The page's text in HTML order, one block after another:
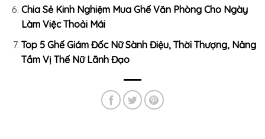
Chia Sẻ Kinh Nghiệm Mua Ghế Văn Phòng Cho Ngày
Làm Việc Thoải Mái
Top 5 Ghế Giám Đốc Nữ Sành Điệu, Thời Thượng, Nâng
Tầm Vị Thế Nữ Lãnh Đạo